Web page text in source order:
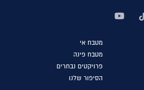
מטבח אי
מטבח פינה
פרויקטים נבחרים
הסיפור שלנו